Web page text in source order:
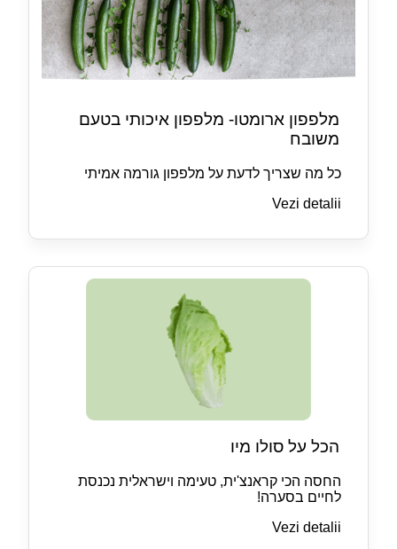
מלפפון ארומטו- מלפפון איכותי בטעם
משובח
כל מה שצריך לדעת על מלפפון גורמה אמיתי
Vezi detalii
הכל על סולו מיו
החסה הכי קראנצ'ית, טעימה וישראלית נכנסת
לחיים בסערה!
Vezi detalii